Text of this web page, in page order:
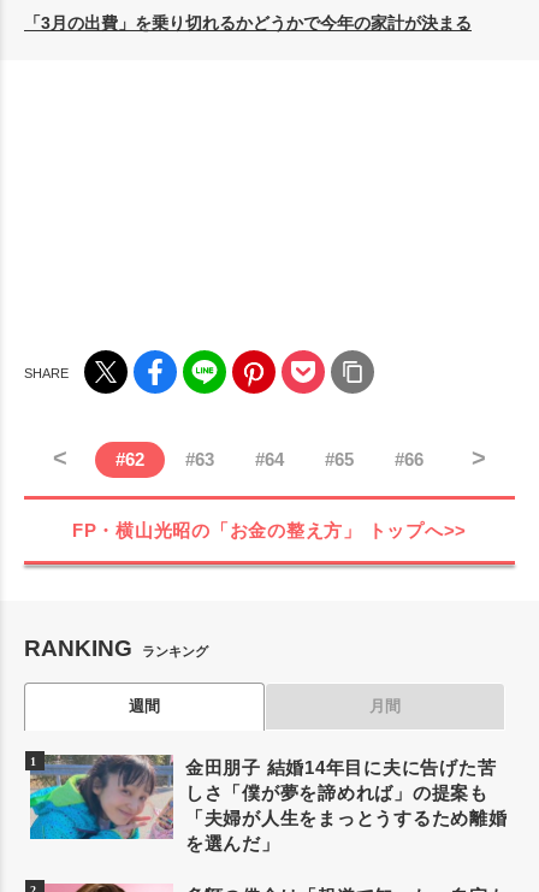
「3月の出費」を乗り切れるかどうかで今年の家計が決まる
< #62 #63 #64 #65 #66 >
FP・横山光昭の「お金の整え方」 トップへ>>
RANKING ランキング
週間 月間
金田朋子 結婚14年目に夫に告げた苦
しさ「僕が夢を諦めれば」の提案も
「夫婦が人生をまっとうするため離婚
を選んだ」